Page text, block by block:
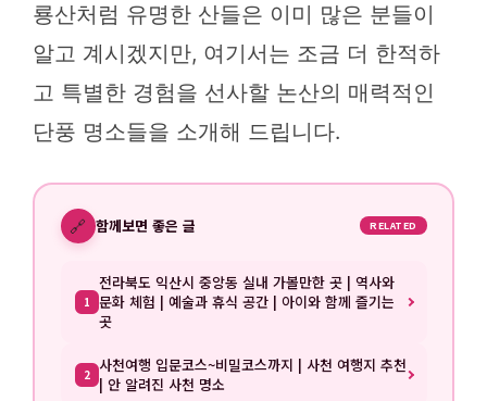
룡산처럼 유명한 산들은 이미 많은 분들이
알고 계시겠지만, 여기서는 조금 더 한적하
고 특별한 경험을 선사할 논산의 매력적인
단풍 명소들을 소개해 드립니다.
🔗 함께보면 좋은 글 RELATED
1
전라북도 익산시 중앙동 실내 가볼만한 곳 | 역사와
문화 체험 | 예술과 휴식 공간 | 아이와 함께 즐기는
곳
2 사천여행 입문코스~비밀코스까지 | 사천 여행지 추천
| 안 알려진 사천 명소